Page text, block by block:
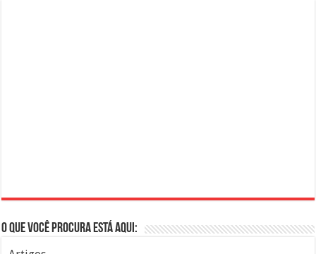
O que você procura está aqui: